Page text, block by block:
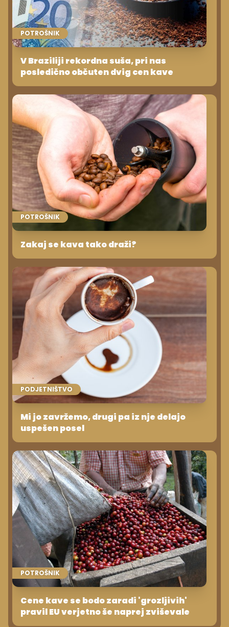
POTROŠNIK
V Braziliji rekordna suša, pri nas
posledično občuten dvig cen kave
POTROŠNIK
Zakaj se kava tako draži?
PODJETNIŠTVO
Mi jo zavržemo, drugi pa iz nje delajo
uspešen posel
POTROŠNIK
Cene kave se bodo zaradi 'grozljivih'
pravil EU verjetno še naprej zviševale